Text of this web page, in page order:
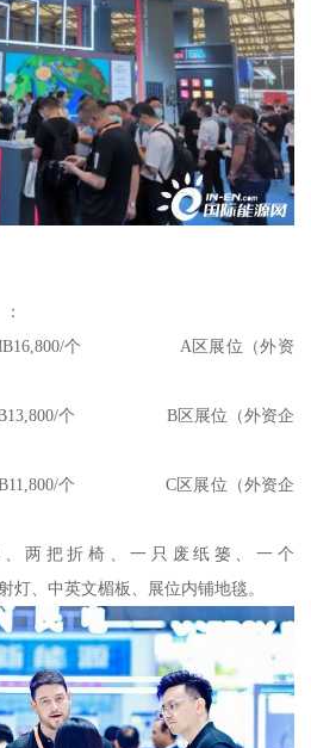
RMB16,800/个 A区展位（外资
个 B区展位（外资企
个 C区展位（外资企
两把折椅、一只废纸篓、一个
灯、中英文楣板、展位内铺地毯。